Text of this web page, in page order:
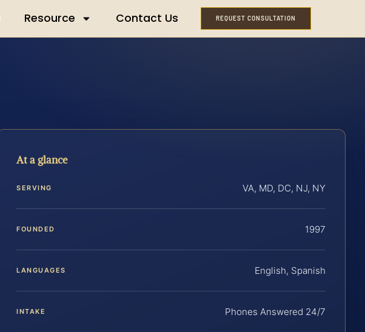
Resource Contact Us REQUEST CONSULTATION
At a glance
SERVING VA, MD, DC, NJ, NY
FOUNDED 1997
LANGUAGES English, Spanish
INTAKE Phones Answered 24/7